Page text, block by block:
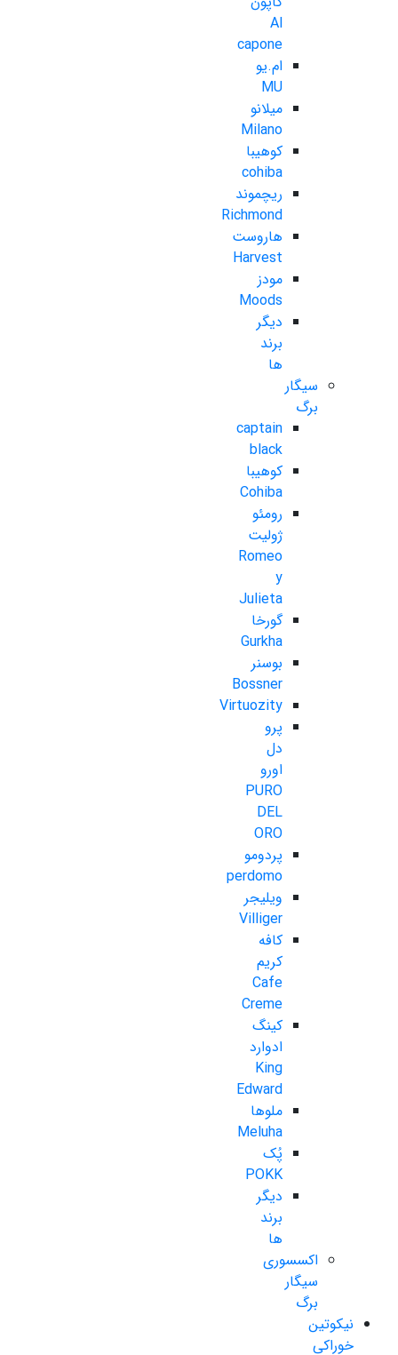
Al
capone
ام.یو
MU
میلانو
Milano
کوهیبا
cohiba
ریچموند
Richmond
هاروست
Harvest
مودز
Moods
دیگر
برند
ها
سیگار
برگ
captain
black
کوهیبا
Cohiba
رومئو
ژولیت
Romeo
y
Julieta
گورخا
Gurkha
بوسنر
Bossner
Virtuozity
پرو
دل
اورو
PURO
DEL
ORO
پردومو
perdomo
ویلیجر
Villiger
کافه
کریم
Cafe
Creme
کینگ
ادوارد
King
Edward
ملوها
Meluha
پُک
POKK
دیگر
برند
ها
اکسسوری
سیگار
برگ
نیکوتین
خوراکی